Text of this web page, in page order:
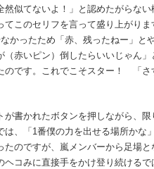
似てないよ！」と認めたがらない
このセリフを言って盛り上がり
かったため「赤、残ったねー」と
赤いピン）倒したらいいじゃん
のです。これでこそスター！ 「さ
書かれたボタンを押しながら、限
は、「1番僕の力を出せる場所かな
のですが、嵐メンバーから足場
ヘコみに直接手をかけ登り続ける